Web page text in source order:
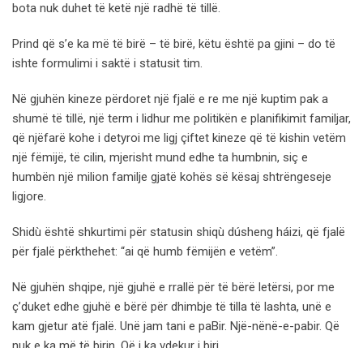
bota nuk duhet të ketë një radhë të tillë.
Prind që s’e ka më të birë – të birë, këtu është pa gjini – do të
ishte formulimi i saktë i statusit tim.
Në gjuhën kineze përdoret një fjalë e re me një kuptim pak a
shumë të tillë, një term i lidhur me politikën e planifikimit familjar,
që njëfarë kohe i detyroi me ligj çiftet kineze që të kishin vetëm
një fëmijë, të cilin, mjerisht mund edhe ta humbnin, siç e
humbën një milion familje gjatë kohës së kësaj shtrëngeseje
ligjore.
Shidù është shkurtimi për statusin shiqù dúsheng háizi, që fjalë
për fjalë përkthehet: “ai që humb fëmijën e vetëm”.
Në gjuhën shqipe, një gjuhë e rrallë për të bërë letërsi, por me
ç’duket edhe gjuhë e bërë për dhimbje të tilla të lashta, unë e
kam gjetur atë fjalë. Unë jam tani e paBir. Një-nënë-e-pabir. Që